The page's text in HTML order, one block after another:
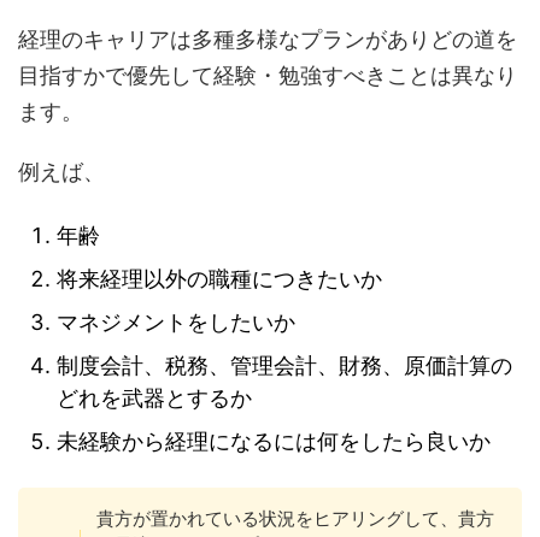
経理のキャリアは多種多様なプランがありどの道を
目指すかで優先して経験・勉強すべきことは異なり
ます。
例えば、
年齢
将来経理以外の職種につきたいか
マネジメントをしたいか
制度会計、税務、管理会計、財務、原価計算の
どれを武器とするか
未経験から経理になるには何をしたら良いか
貴方が置かれている状況をヒアリングして、貴方